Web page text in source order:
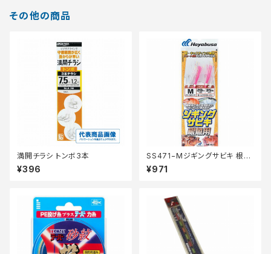
その他の商品
満開チラシ トンボ3本
¥396
SS471−Mジギングサビキ 根魚
用
¥971